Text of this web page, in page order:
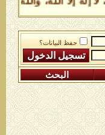
حفظ البيانات؟
البحث